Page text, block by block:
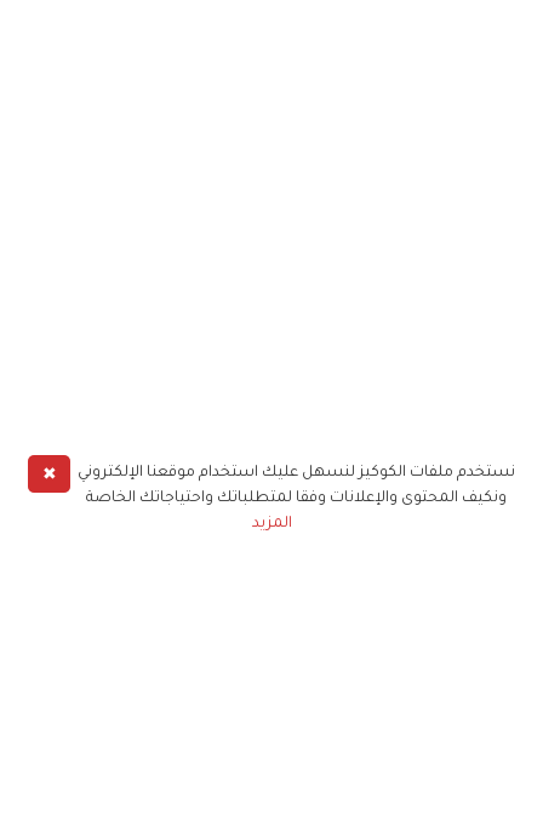
✖
نستخدم ملفات الكوكيز لنسهل عليك استخدام موقعنا الإلكتروني
ونكيف المحتوى والإعلانات وفقا لمتطلباتك واحتياجاتك الخاصة
المزيد